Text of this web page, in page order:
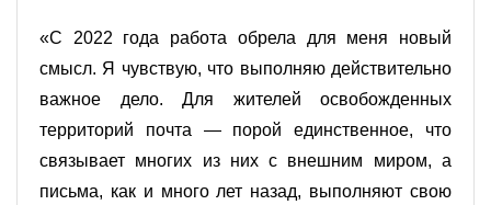
«С 2022 года работа обрела для меня новый
смысл. Я чувствую, что выполняю действительно
важное дело. Для жителей освобожденных
территорий почта — порой единственное, что
связывает многих из них с внешним миром, а
письма, как и много лет назад, выполняют свою